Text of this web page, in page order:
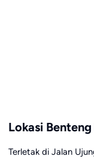
Lokasi
Terletak di Jalan